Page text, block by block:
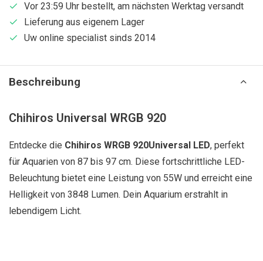
Vor 23:59 Uhr bestellt, am nächsten Werktag versandt
Lieferung aus eigenem Lager
Uw online specialist sinds 2014
Beschreibung
Chihiros Universal WRGB 920
Entdecke die Chihiros WRGB 920Universal LED, perfekt
für Aquarien von 87 bis 97 cm. Diese fortschrittliche LED-
Beleuchtung bietet eine Leistung von 55W und erreicht eine
Helligkeit von 3848 Lumen. Dein Aquarium erstrahlt in
lebendigem Licht.